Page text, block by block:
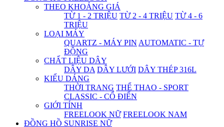
THEO KHOẢNG GIÁ
TỪ 1 - 2 TRIỆU TỪ 2 - 4 TRIỆU TỪ 4 - 6
TRIỆU
LOẠI MÁY
QUARTZ - MÁY PIN AUTOMATIC - TỰ
ĐỘNG
CHẤT LIỆU DÂY
DÂY DA DÂY LƯỚI DÂY THÉP 316L
KIỂU DÁNG
THỜI TRANG THỂ THAO - SPORT
CLASSIC - CỔ ĐIỂN
GIỚI TÍNH
FREELOOK NỮ FREELOOK NAM
ĐỒNG HỒ SUNRISE NỮ